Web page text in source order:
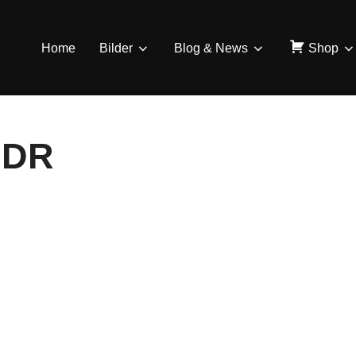
Home Bilder Blog & News Shop